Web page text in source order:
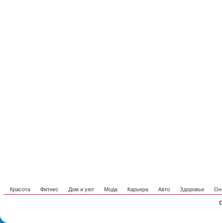
Красота Фитнес Дом и уют Мода Карьера Авто Здоровье Он